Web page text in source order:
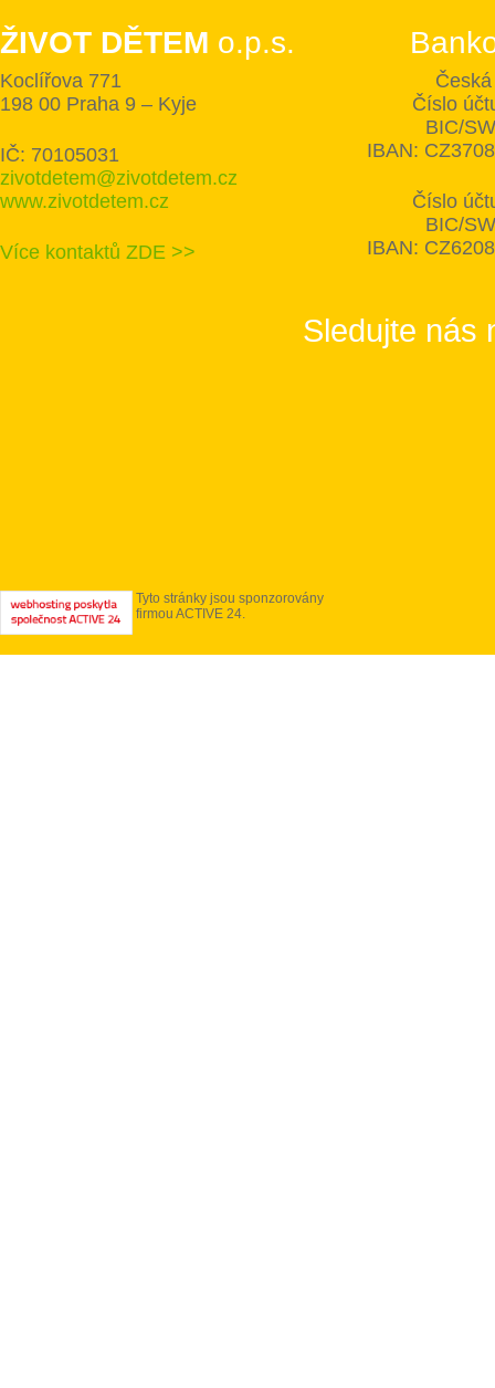
ŽIVOT DĚTEM o.p.s.
Koclířova 771
198 00 Praha 9 – Kyje
IČ: 70105031
zivotdetem@zivotdetem.cz
www.zivotdetem.cz
Více kontaktů ZDE >>
Číslo
BIC/
IBAN:
Číslo
BIC/
IBAN:
Sledujte nás
Tyto stránky jsou sponzorovány
firmou ACTIVE 24.